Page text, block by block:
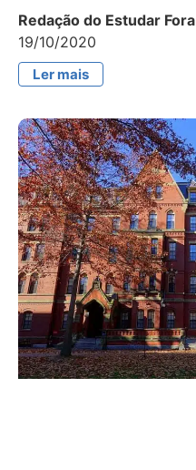
Redação do Estudar Fora
19/10/2020
Ler mais